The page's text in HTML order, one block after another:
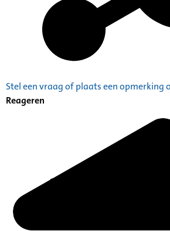
Stel een vraag of plaats een opmerking
Reageren